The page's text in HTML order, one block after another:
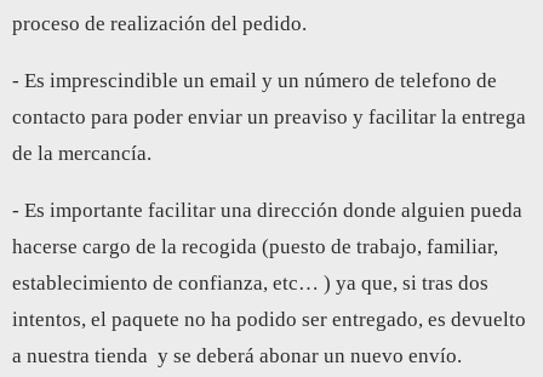
proceso de realización del pedido.
- Es imprescindible un email y un número de telefono de
contacto para poder enviar un preaviso y facilitar la entrega
de la mercancía.
- Es importante facilitar una dirección donde alguien pueda
hacerse cargo de la recogida (puesto de trabajo, familiar,
establecimiento de confianza, etc… ) ya que, si tras dos
intentos, el paquete no ha podido ser entregado, es devuelto
a nuestra tienda y se deberá abonar un nuevo envío.